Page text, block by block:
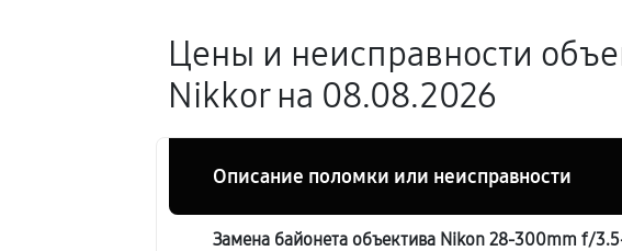
Цены и неисправности
Nikkor на 08.08.2026
Описание поломки или неисправности
Замена байонета объектива Nikon 28-300mm f/